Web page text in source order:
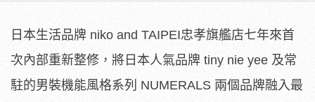
日本生活品牌 niko and TAIPEI忠孝旗艦店七年來首
次內部重新整修，將日本人氣品牌 tiny nie yee 及常
駐的男裝機能風格系列 NUMERALS 兩個品牌融入最